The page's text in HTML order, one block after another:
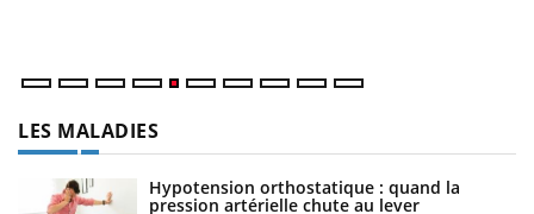
LES MALADIES
Hypotension orthostatique : quand la
pression artérielle chute au lever